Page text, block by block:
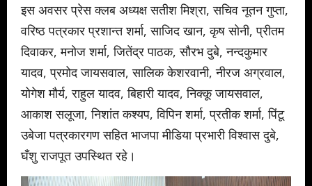
इस अवसर प्रेस क्लब अध्यक्ष सतीश मिश्रा, सचिव नूतन गुप्ता,
वरिष्ठ पत्रकार प्रशान्त शर्मा, साजिद खान, कृष सोनी, प्रीतम
दिवाकर, मनोज शर्मा, जितेंद्र पाठक, सौरभ दुबे, नन्दकुमार
यादव, प्रमोद जायसवाल, सालिक केशरवानी, नीरज अग्रवाल,
योगेश मौर्य, राहुल यादव, बिहारी यादव, निक्कू जायसवाल,
आकाश सलूजा, निशांत कश्यप, विपिन शर्मा, प्रतीक शर्मा, पिंटू
उबेजा पत्रकारगण सहित भाजपा मीडिया प्रभारी विश्वास दुबे,
घँशु राजपूत उपस्थित रहे।